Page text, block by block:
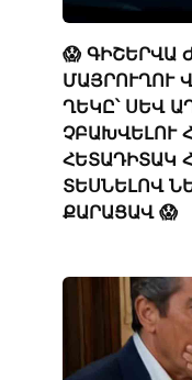
😱 ԳԻՇԵՐՎԱ
ՄԱՅՐՈՒՂՈՒ
ՂԵԿԸ՝ ՍԵՎ
ՉԲԱԽՎԵԼՈՒ
ՀԵՏԱԴԻՏԱԿ
ՏԵՍՆԵԼՈՎ
ՔԱՐԱՑԱՎ 😱